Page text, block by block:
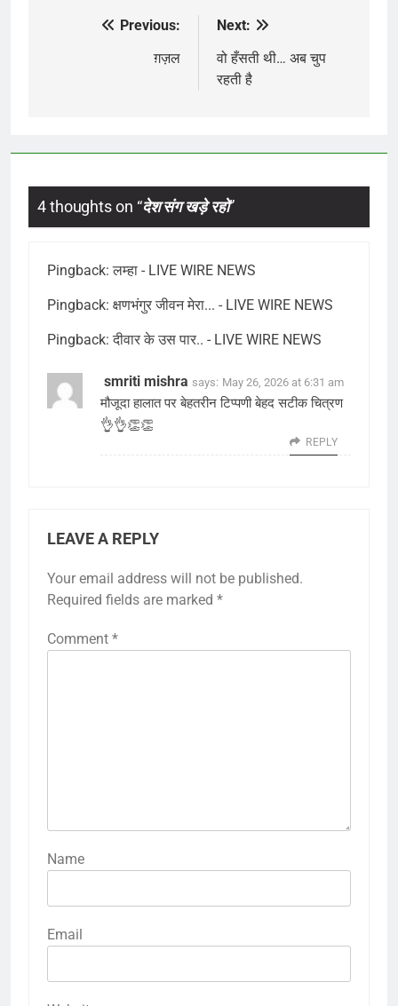
Previous:
ग़ज़ल
Next:
वो हँसती थी… अब चुप
रहती है
4 thoughts on “देश संग खड़े रहो”
Pingback:लम्हा - LIVE WIRE NEWS
Pingback: क्षणभंगुर जीवन मेरा... - LIVE WIRE NEWS
Pingback:दीवार के उस पार.. - LIVE WIRE NEWS
smriti mishra says: May 26, 2026 at 6:31 am
मौजूदा हालात पर बेहतरीन टिप्पणी बेहद सटीक चित्रण
👌👌👏👏
REPLY
LEAVE A REPLY
Your email address will not be published.
Required fields are marked *
Comment *
Name
Email